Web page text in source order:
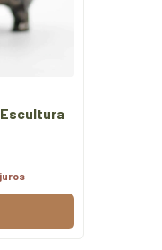
Escultura